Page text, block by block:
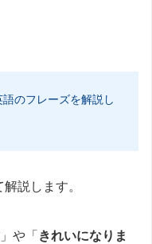
のフレーズを解説し
説します。
」や「 きれいになりま